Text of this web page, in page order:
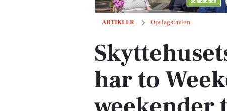
ARTIKLER Opslagstavlen
Skyttehusets Outdoor Camp har to
har to